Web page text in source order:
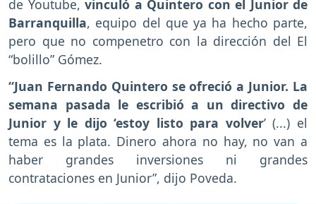
de Youtube, vinculó a Quintero con el Junior de
Barranquilla, equipo del que ya ha hecho parte,
pero que no compenetro con la dirección del El
“bolillo” Gómez.
“Juan Fernando Quintero se ofreció a Junior. La
semana pasada le escribió a un directivo de
Junior y le dijo ‘estoy listo para volver’ (...) el
tema es la plata. Dinero ahora no hay, no van a
haber grandes inversiones ni grandes
contrataciones en Junior”, dijo Poveda.